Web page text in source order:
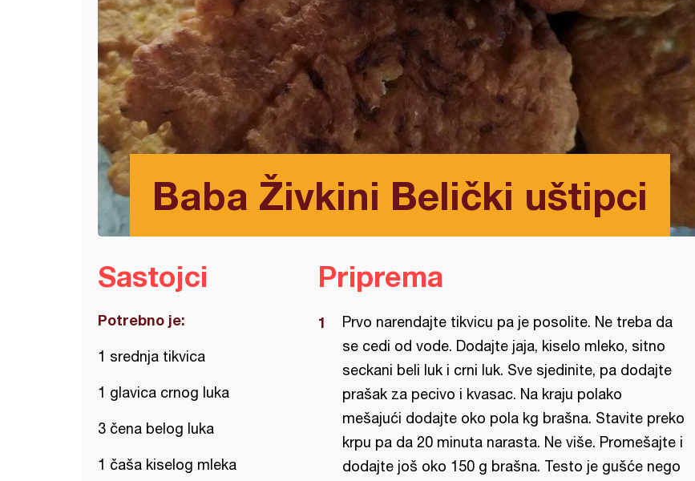
Baba Živkini Belički uštipci
Sastojci
Potrebno je:
1 srednja tikvica
1 glavica crnog luka
3 čena belog luka
1 čaša kiselog mleka
Priprema
Prvo narendajte tikvicu pa je posolite. Ne treba da
se cedi od vode. Dodajte jaja, kiselo mleko, sitno
seckani beli luk i crni luk. Sve sjedinite, pa dodajte
prašak za pecivo i kvasac. Na kraju polako
mešajući dodajte oko pola kg brašna. Stavite preko
krpu pa da 20 minuta narasta. Ne više. Promešajte i
dodajte još oko 150 g brašna. Testo je gušće nego